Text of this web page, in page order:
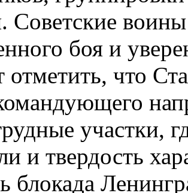
Советские
боя и
отметить, что
участки,
и твердость
блокада